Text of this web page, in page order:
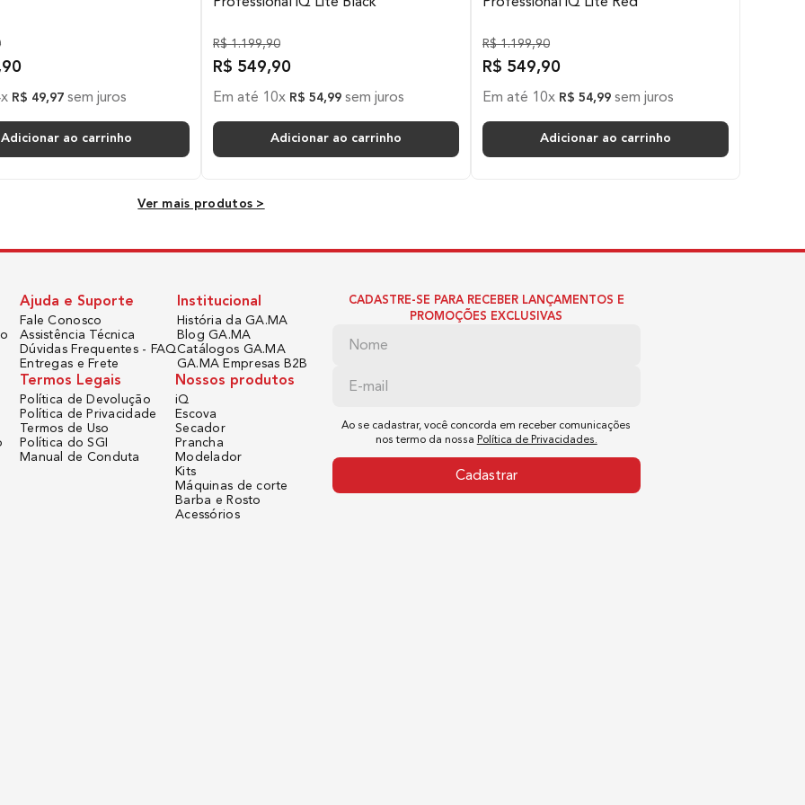
4cmx3,2cmx15,2cm (LarxAltxCom)
14,9cmx18,7cmx5,4cm (LarxAltxCom)
1 Ano de Garantia na Maquina (não inclui garantia na lamina)
2m
USB
Lâmina PRO sintetizada, revestida com DLC, em formato T.
90
x R$ 49,97 sem juros
Adicionar ao carrinho
R$ 1.199,90
R$ 549,90
Em até 10x R$ 54,99 sem juros
Adicionar ao carrinho
R$ 1.199,90
R$ 549,90
Em até 10x R$ 54,99 sem juros
Adicionar ao carrinho
Ver mais produtos >
Ajuda e Suporte
Fale Conosco
Assistência Técnica
Dúvidas Frequentes - FAQ
Entregas e Frete
Institucional
História da GA.MA
Blog GA.MA
Catálogos GA.MA
GA.MA Empresas B2B
Termos Legais
Política de Devolução
Política de Privacidade
Termos de Uso
Política do SGI
Manual de Conduta
Nossos produtos
iQ
Escova
Secador
Prancha
Modelador
Kits
Máquinas de corte
Barba e Rosto
Acessórios
CADASTRE-SE PARA RECEBER LANÇAMENTOS E
PROMOÇÕES EXCLUSIVAS
Ao se cadastrar, você concorda em receber comunicações
nos termo da nossa Política de Privacidades.
Cadastrar